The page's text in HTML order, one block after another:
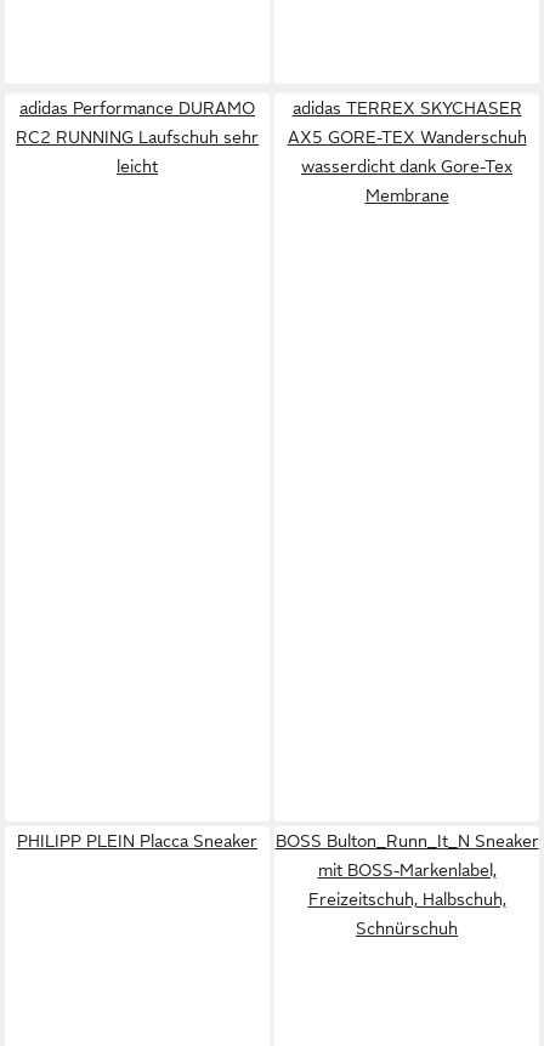
adidas Performance DURAMO
RC2 RUNNING Laufschuh sehr
leicht
adidas TERREX SKYCHASER
AX5 GORE-TEX Wanderschuh
wasserdicht dank Gore-Tex
Membrane
PHILIPP PLEIN Placca Sneaker
BOSS Bulton_Runn_It_N Sneaker
mit BOSS-Markenlabel,
Freizeitschuh, Halbschuh,
Schnürschuh